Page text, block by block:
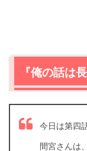
『俺の話は
今日は第四
間宮さんは